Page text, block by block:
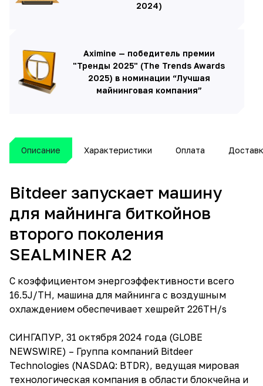
2024)
Aximine — победитель премии
"Тренды 2025" (The Trends Awards
2025) в номинации “Лучшая
майнинговая компания”
Описание Характеристики Оплата
Bitdeer запускает машину
для майнинга биткойнов
второго поколения
SEALMINER A2
С коэффициентом энергоэффективности всего
16.5J/TH, машина для майнинга с воздушным
охлаждением обеспечивает хешрейт 226TH/s
СИНГАПУР, 31 октября 2024 года (GLOBE
NEWSWIRE) – Группа компаний Bitdeer
Technologies (NASDAQ: BTDR), ведущая мировая
технологическая компания в области блокчейна и